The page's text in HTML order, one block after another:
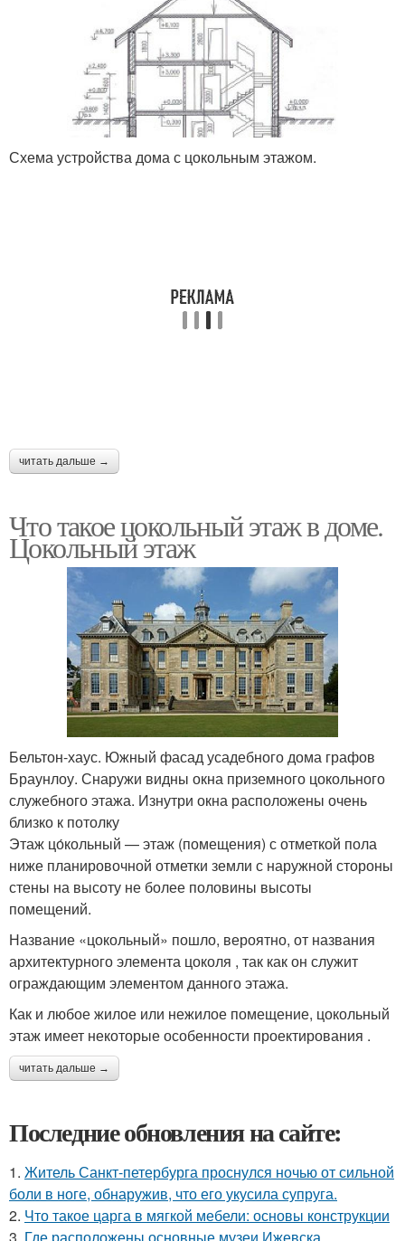
Схема устройства дома с цокольным этажом.
читать дальше →
Что такое цокольный этаж в доме.
Цокольный этаж
Бельтон-хаус. Южный фасад усадебного дома графов
Браунлоу. Снаружи видны окна приземного цокольного
служебного этажа. Изнутри окна расположены очень
близко к потолку
Этаж цо́кольный — этаж (помещения) с отметкой пола
ниже планировочной отметки земли с наружной стороны
стены на высоту не более половины высоты
помещений.
Название «цокольный» пошло, вероятно, от названия
архитектурного элемента цоколя , так как он служит
ограждающим элементом данного этажа.
Как и любое жилое или нежилое помещение, цокольный
этаж имеет некоторые особенности проектирования .
читать дальше →
Последние обновления на сайте:
1. Житель Санкт-петербурга проснулся ночью от сильной
боли в ноге, обнаружив, что его укусила супруга.
2. Что такое царга в мягкой мебели: основы конструкции